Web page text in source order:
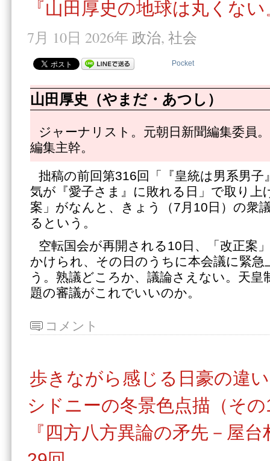
『山田厚史の地球は丸くな
7月 10日 2026年 政治, 社会
Pocket
山田厚史（やまだ・あつし）
ジャーナリスト。元朝日新聞編集委員
編集主幹。
拙稿の前回第316回「『皇統は男系男
気が『愛子さま』に敗れる日」で取り上
案」がなんと、きょう（7月10日）の衆
るという。
空転国会が再開される10日、「改正案
かけられ、その日のうちに本会議に緊急
う。熟議どころか、議論さえない。天皇
題の審議がこれでいいのか。
コメント
歩きながら感じる日豪の違
シドニーの冬景色点描（その
『四方八方異論の矛先－屋